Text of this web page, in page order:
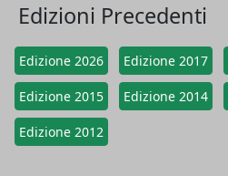
Edizioni Precedenti
Edizione 2026 Edizione 2017
Edizione 2015 Edizione 2014
Edizione 2012